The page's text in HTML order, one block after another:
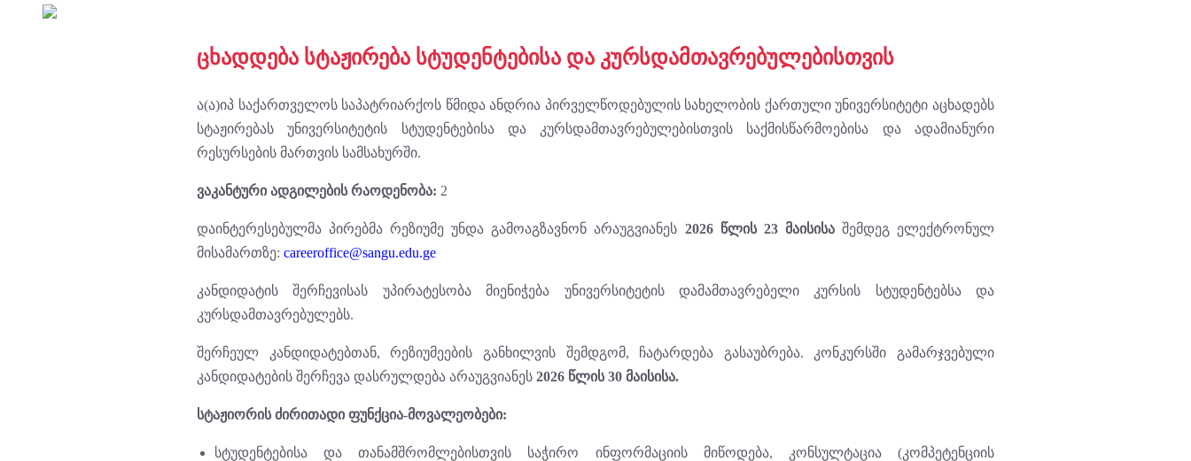
ცხადდება სტაჟირება სტუდენტებისა და კურსდამთავრებულებისთვის
ა(ა)იპ საქართველოს საპატრიარქოს წმიდა ანდრია პირველწოდებულის სახელობის ქართული უნივერსიტეტი აცხადებს
სტაჟირებას უნივერსიტეტის სტუდენტებისა და კურსდამთავრებულებისთვის საქმისწარმოებისა და ადამიანური
რესურსების მართვის სამსახურში.
ვაკანტური ადგილების რაოდენობა: 2
დაინტერესებულმა პირებმა რეზიუმე უნდა გამოაგზავნონ არაუგვიანეს 2026 წლის 23 მაისისაშემდეგ ელექტრონულ
მისამართზე: careeroffice@sangu.edu.ge
კანდიდატის შერჩევისას უპირატესობა მიენიჭება უნივერსიტეტის დამამთავრებელი კურსის სტუდენტებსა და
კურსდამთავრებულებს.
შერჩეულ კანდიდატებთან, რეზიუმეების განხილვის შემდგომ, ჩატარდება გასაუბრება. კონკურსში გამარჯვებული
კანდიდატების შერჩევა დასრულდება არაუგვიანეს 2026 წლის 30 მაისისა.
სტაჟიორის ძირითადი ფუნქცია-მოვალეობები:
სტუდენტებისა და თანამშრომლებისთვის საჭირო ინფორმაციის მიწოდება, კონსულტაცია (კომპეტენციის